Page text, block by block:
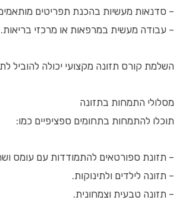
– סדנאות מעשיות בהכנת תפריטים
– עבודה מעשית במרפאות או מרכזי בריאות.
השלמת קורס תזונה מקצועי יכולה להוביל
מסלולי התמחות בתזונה
תוכלו להתמחות בתחומים ספציפיים כמו:
– תזונת ספורטאים להתמודדות עם עומס
– תזונה לילדים ולתינוקות.
– תזונה טבעית וצמחונית.